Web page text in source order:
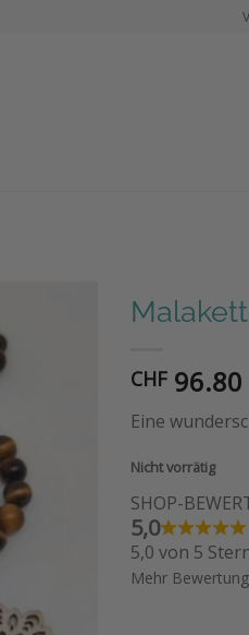
CHF96.80
Eine
Nicht vorrätig
SHOP-
5,0
5,0 von 5
Mehr